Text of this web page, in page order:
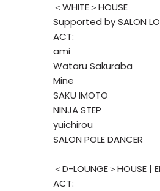
＜WHITE＞HOUSE
Supported by SALON
ACT:
ami
Wataru Sakuraba
Mine
SAKU IMOTO
NINJA STEP
yuichirou
SALON POLE DANCER
＜D-LOUNGE＞HOUSE |
ACT: